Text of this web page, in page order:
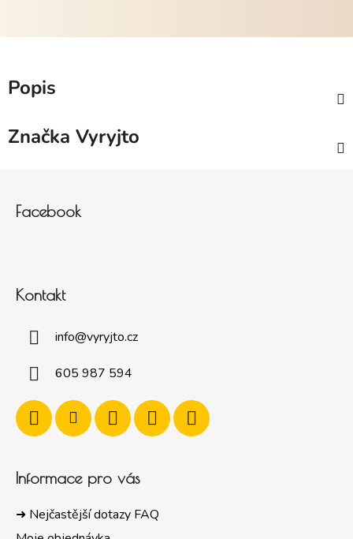
Popis
Značka Vyryjto
Facebook
Kontakt
info@vyryjto.cz
605 987 594
Informace pro vás
➜ Nejčastější dotazy FAQ